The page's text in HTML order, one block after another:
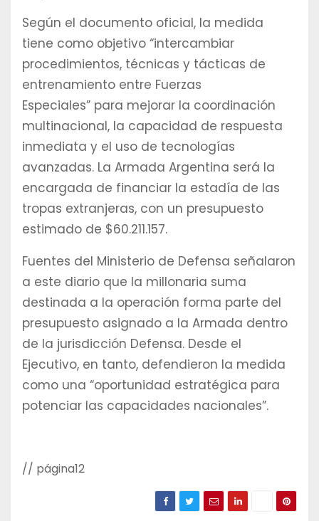
Según el documento oficial, la medida
tiene como objetivo “intercambiar
procedimientos, técnicas y tácticas de
entrenamiento entre Fuerzas
Especiales” para mejorar la coordinación
multinacional, la capacidad de respuesta
inmediata y el uso de tecnologías
avanzadas. La Armada Argentina será la
encargada de financiar la estadía de las
tropas extranjeras, con un presupuesto
estimado de $60.211.157.
Fuentes del Ministerio de Defensa señalaron
a este diario que la millonaria suma
destinada a la operación forma parte del
presupuesto asignado a la Armada dentro
de la jurisdicción Defensa. Desde el
Ejecutivo, en tanto, defendieron la medida
como una “oportunidad estratégica para
potenciar las capacidades nacionales”.
// página12